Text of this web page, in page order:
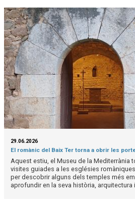
29.06.2026
El romànic del Baix Ter torna a obrir les
Aquest estiu, el Museu de la Mediterrània
visites guiades a les esglésies
per descobrir alguns dels temples més
aprofundir en la seva història, arquitectura